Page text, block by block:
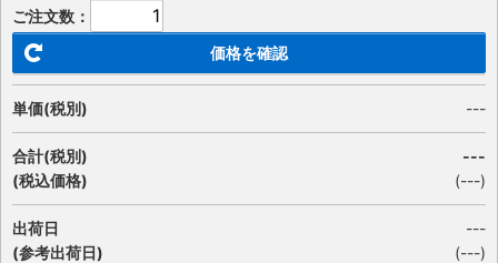
ご注文数：
価格を確認
単価(税別) ---
合計(税別)
(税込価格)
---
(---)
出荷日
(参考出荷日)
---
(---)